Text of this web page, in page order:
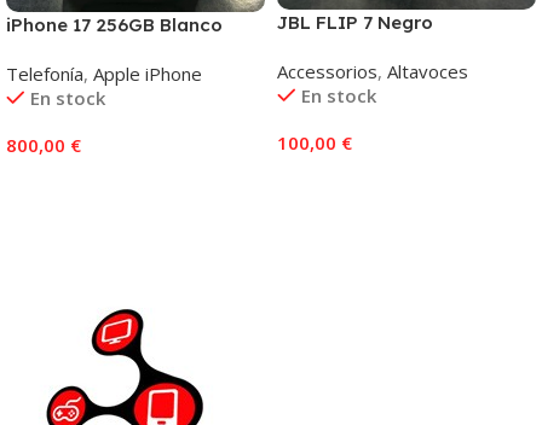
iPhone 17 256GB Blanco
Telefonía, Apple iPhone
En stock
800,00 €
JBL FLIP 7 Negro
Accessorios, Altavoces
En stock
100,00 €